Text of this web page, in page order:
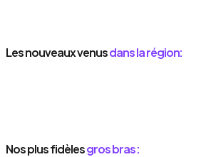
Les nouveaux venusdans la région:
Nos plus fidèlesgros bras :